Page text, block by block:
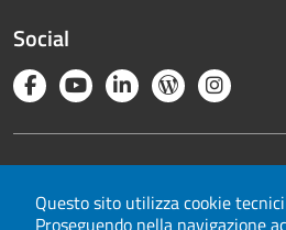
Questo sito utilizza cookie
Proseguendo nella navigazione
Social
Note legali
Privacy